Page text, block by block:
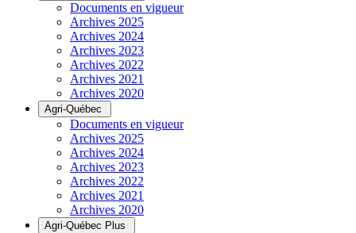
Documents en vigueur
Archives 2025
Archives 2024
Archives 2023
Archives 2022
Archives 2021
Archives 2020
Agri-Québec
Documents en vigueur
Archives 2025
Archives 2024
Archives 2023
Archives 2022
Archives 2021
Archives 2020
Agri-Québec Plus